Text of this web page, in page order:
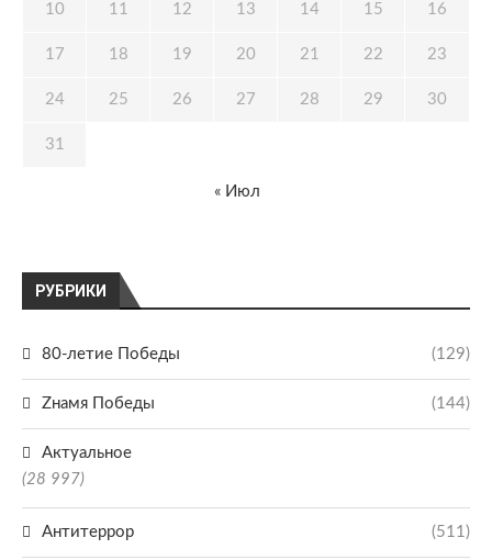
РУБРИКИ
80-летие Победы (129)
Zнамя Победы (144)
Актуальное
(28 997)
Антитеррор (511)
10 11 12 13 14 15 16
17 18 19 20 21 22 23
24 25 26 27 28 29 30
31
« Июл